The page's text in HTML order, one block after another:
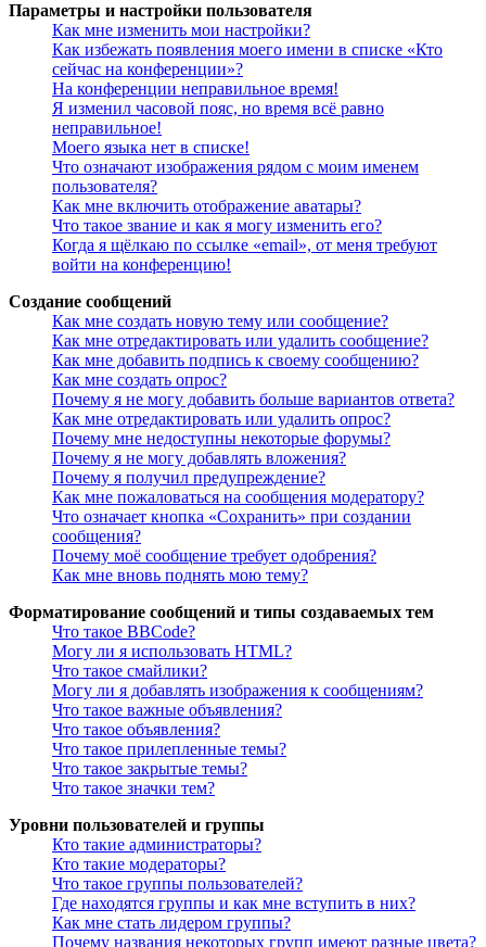
Параметры и настройки пользователя
Как мне изменить мои настройки?
Как избежать появления моего имени в списке «Кто
сейчас на конференции»?
На конференции неправильное время!
Я изменил часовой пояс, но время всё равно
неправильное!
Моего языка нет в списке!
Что означают изображения рядом с моим именем
пользователя?
Как мне включить отображение аватары?
Что такое звание и как я могу изменить его?
Когда я щёлкаю по ссылке «email», от меня требуют
войти на конференцию!
Создание сообщений
Как мне создать новую тему или сообщение?
Как мне отредактировать или удалить сообщение?
Как мне добавить подпись к своему сообщению?
Как мне создать опрос?
Почему я не могу добавить больше вариантов ответа?
Как мне отредактировать или удалить опрос?
Почему мне недоступны некоторые форумы?
Почему я не могу добавлять вложения?
Почему я получил предупреждение?
Как мне пожаловаться на сообщения модератору?
Что означает кнопка «Сохранить» при создании
сообщения?
Почему моё сообщение требует одобрения?
Как мне вновь поднять мою тему?
Форматирование сообщений и типы создаваемых тем
Что такое BBCode?
Могу ли я использовать HTML?
Что такое смайлики?
Могу ли я добавлять изображения к сообщениям?
Что такое важные объявления?
Что такое объявления?
Что такое прилепленные темы?
Что такое закрытые темы?
Что такое значки тем?
Уровни пользователей и группы
Кто такие администраторы?
Кто такие модераторы?
Что такое группы пользователей?
Где находятся группы и как мне вступить в них?
Как мне стать лидером группы?
Почему названия некоторых групп имеют разные цвета?